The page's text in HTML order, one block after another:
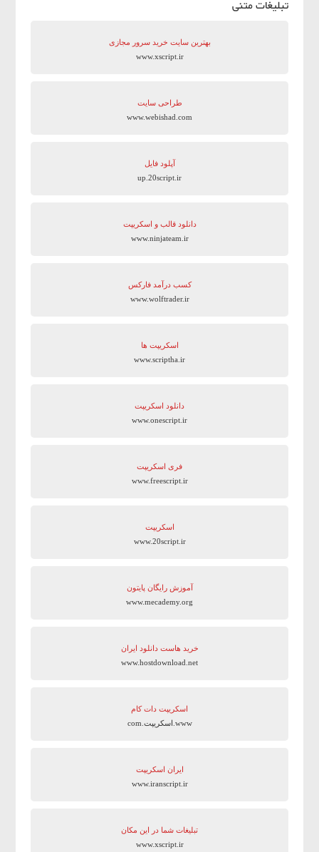
تبلیغات متنی
بهترین سایت‌ خرید سرور مجازی
www.xscript.ir
طراحی سایت
www.webishad.com
آپلود فایل
up.20script.ir
دانلود قالب و اسکریپت
www.ninjateam.ir
کسب درآمد فارکس
www.wolftrader.ir
اسکریپت ها
www.scriptha.ir
دانلود اسکریپت
www.onescript.ir
فری اسکریپت
www.freescript.ir
اسکریپت
www.20script.ir
آموزش رایگان پایتون
www.mecademy.org
خرید هاست دانلود ایران
www.hostdownload.net
اسکریپت دات کام
www.اسکریپت.com
ایران اسکریپت
www.iranscript.ir
تبلیغات شما در این مکان
www.xscript.ir